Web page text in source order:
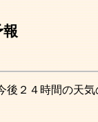
報
２４時間の天